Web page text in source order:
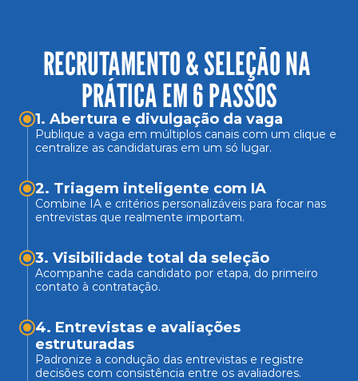
RECRUTAMENTO & SELEÇÃO NA
PRÁTICA EM 6 PASSOS
1. Abertura e divulgação da vaga
Publique a vaga em múltiplos canais com um clique e
centralize as candidaturas em um só lugar.
2. Triagem inteligente com IA
Combine IA e critérios personalizáveis para focar nas
entrevistas que realmente importam.
3. Visibilidade total da seleção
Acompanhe cada candidato por etapa, do primeiro
contato à contratação.
4. Entrevistas e avaliações
estruturadas
Padronize a condução das entrevistas e registre
decisões com consistência entre os avaliadores.